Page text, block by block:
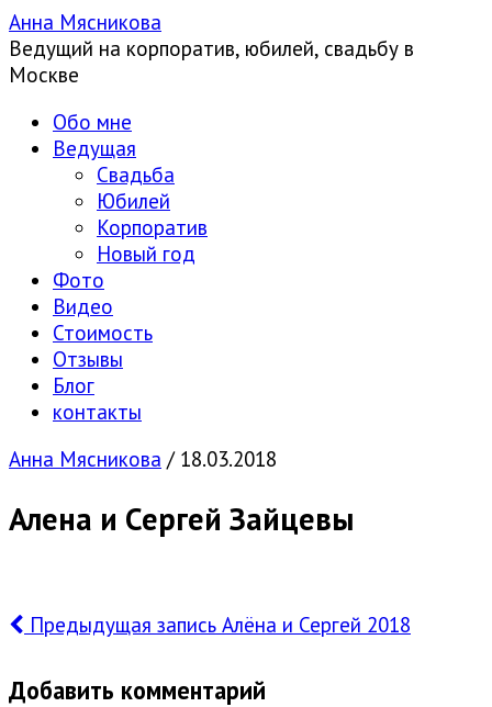
Анна Мясникова
Ведущий на корпоратив, юбилей, свадьбу в
Москве
Обо мне
Ведущая
Свадьба
Юбилей
Корпоратив
Новый год
Фото
Видео
Стоимость
Отзывы
Блог
контакты
Анна Мясникова / 18.03.2018
Алена и Сергей Зайцевы
Предыдущая запись Алёна и Сергей 2018
Добавить комментарий